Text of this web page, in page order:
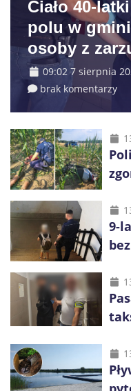
Ciało 40-
polu w
osoby z
09:02 7 sierpnia
brak komentarzy
9-
i
na